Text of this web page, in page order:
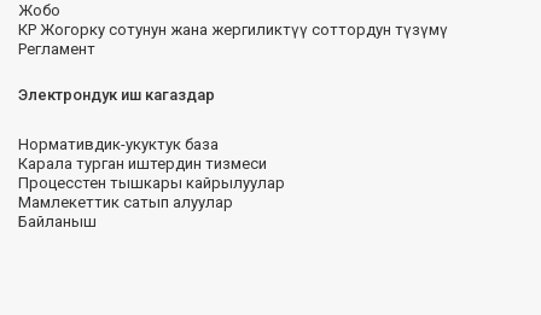
Жобо
КР Жогорку сотунун жана жергиликтүү соттордун түзүмү
Регламент
Электрондук иш кагаздар
Нормативдик-укуктук база
Карала турган иштердин тизмеси
Процесстен тышкары кайрылуулар
Мамлекеттик сатып алуулар
Байланыш